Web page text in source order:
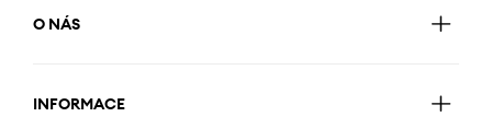
O NÁS
INFORMACE